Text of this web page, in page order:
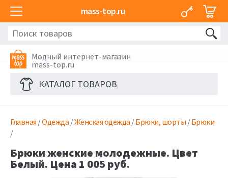
mass-top.ru
Модный интернет-магазин
mass-top.ru
КАТАЛОГ ТОВАРОВ
Главная /Одежда /Женская одежда /Брюки, шорты /Брюки
/
Брюки женские молодежные. Цвет
Белый. Цена 1 005 руб.